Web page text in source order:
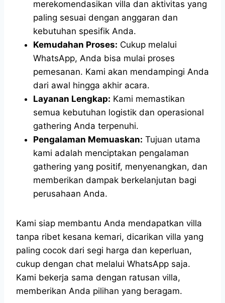
merekomendasikan villa dan aktivitas yang
paling sesuai dengan anggaran dan
kebutuhan spesifik Anda.
Kemudahan Proses: Cukup melalui
WhatsApp, Anda bisa mulai proses
pemesanan. Kami akan mendampingi Anda
dari awal hingga akhir acara.
Layanan Lengkap: Kami memastikan
semua kebutuhan logistik dan operasional
gathering Anda terpenuhi.
Pengalaman Memuaskan: Tujuan utama
kami adalah menciptakan pengalaman
gathering yang positif, menyenangkan, dan
memberikan dampak berkelanjutan bagi
perusahaan Anda.
Kami siap membantu Anda mendapatkan villa
tanpa ribet kesana kemari, dicarikan villa yang
paling cocok dari segi harga dan keperluan,
cukup dengan chat melalui WhatsApp saja.
Kami bekerja sama dengan ratusan villa,
memberikan Anda pilihan yang beragam.